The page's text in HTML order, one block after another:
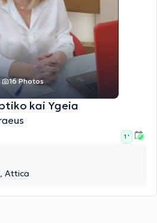
16 Photos
kai Ygeia
1 '
Attica